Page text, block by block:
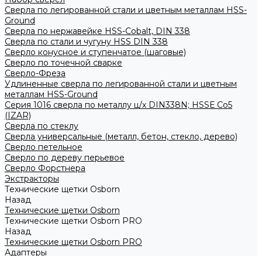
Сверла по легированной стали и цветным металлам HSS-
Ground
Сверла по нержавейке HSS-Cobalt, DIN 338
Сверла по стали и чугуну HSS DIN 338
Сверло конусное и ступенчатое (шаговые)
Сверло по точечной сварке
Сверло-Фреза
Удлиненные сверла по легированной стали и цветным
металлам HSS-Ground
Серия 1016 сверла по металлу ц/х DIN338N; HSSЕ Со5
(IZAR)
Сверла по стеклу
Сверла универсальные (металл, бетон, стекло, дерево)
Сверло петельное
Сверло по дереву перьевое
Сверло Форстнера
Экстракторы
Технические щетки Osborn
Назад
Технические щетки Osborn
Технические щетки Osborn PRO
Назад
Технические щетки Osborn PRO
Адаптеры